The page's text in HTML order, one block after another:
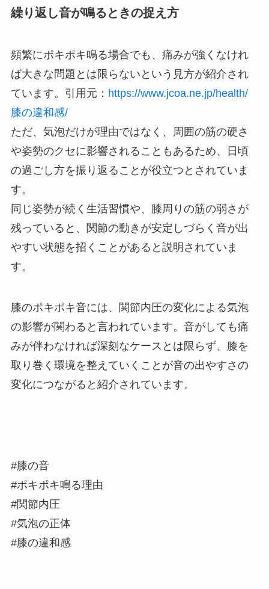
繰り返し音が鳴るときの捉え方
頻繁にポキポキ鳴る場合でも、痛みが強くなけれ
ば大きな問題とは限らないという見方が紹介され
ています。引用元： https://www.jcoa.ne.jp/health/
膝の違和感/
ただ、気泡だけが理由ではなく、周囲の筋の硬さ
や姿勢のクセに影響されることもあるため、日頃
の過ごし方を振り返ることが役立つとされていま
す。
同じ姿勢が続く生活習慣や、膝周りの筋の弱さが
残っていると、関節の動きが安定しづらく音が出
やすい状態を招くことがあると説明されていま
す。
膝のポキポキ音には、関節内圧の変化による気泡
の影響が関わると言われています。音がしても痛
みが伴わなければ深刻なケースとは限らず、膝を
取り巻く環境を整えていくことが音の出やすさの
変化につながると紹介されています。
#膝の音
#ポキポキ鳴る理由
#関節内圧
#気泡の正体
#膝の違和感